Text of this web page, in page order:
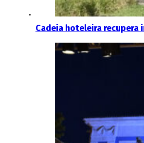
Cadeia hoteleira recupera